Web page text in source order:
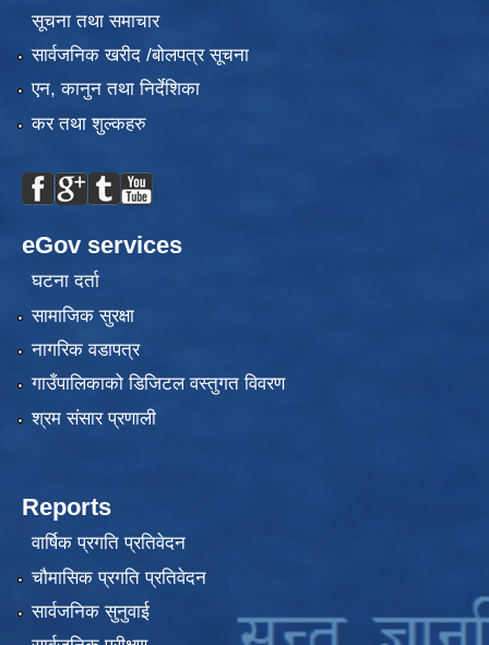
सूचना तथा समाचार
सार्वजनिक खरीद /बोलपत्र सूचना
एन, कानुन तथा निर्देशिका
कर तथा शुल्कहरु
eGov services
घटना दर्ता
सामाजिक सुरक्षा
नागरिक वडापत्र
गाउँपालिकाको डिजिटल वस्तुगत विवरण
श्रम संसार प्रणाली
Reports
वार्षिक प्रगति प्रतिवेदन
चौमासिक प्रगति प्रतिवेदन
सार्वजनिक सुनुवाई